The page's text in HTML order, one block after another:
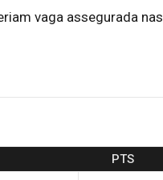
vaga assegurada nas
PTS